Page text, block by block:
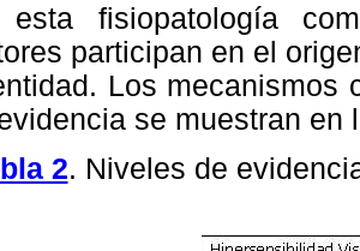
esta fisiopatología
participan en el
Los mecanismos
se muestran en
2. Niveles de